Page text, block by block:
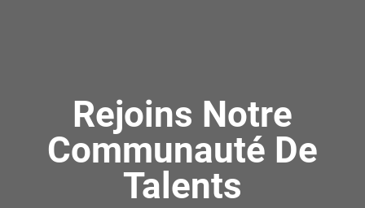
Rejoins Notre
Communauté De
Talents